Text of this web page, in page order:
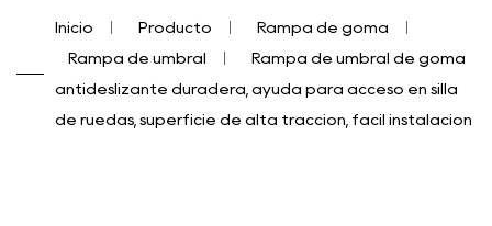
Inicio Producto Rampa de goma
Rampa de umbral Rampa de umbral de goma
antideslizante duradera, ayuda para acceso en silla
de ruedas, superficie de alta tracción, fácil instalación